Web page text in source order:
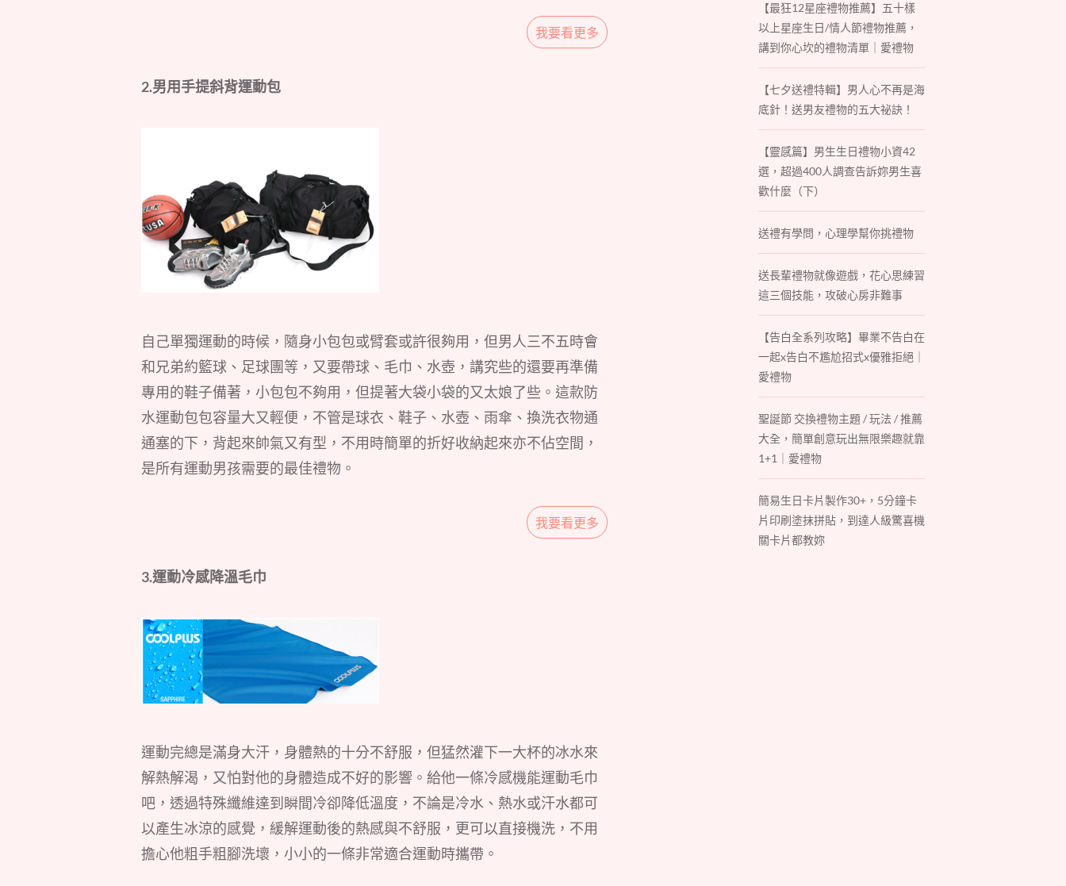
我要看更多
2.男用手提斜背運動包
自己單獨運動的時候，隨身小包包或臂套或許很夠用，但男人三不五時會
和兄弟約籃球、足球團等，又要帶球、毛巾、水壺，講究些的還要再準備
專用的鞋子備著，小包包不夠用，但提著大袋小袋的又太娘了些。這款防
水運動包包容量大又輕便，不管是球衣、鞋子、水壺、雨傘、換洗衣物通
通塞的下，背起來帥氣又有型，不用時簡單的折好收納起來亦不佔空間，
是所有運動男孩需要的最佳禮物。
我要看更多
3.運動冷感降溫毛巾
運動完總是滿身大汗，身體熱的十分不舒服，但猛然灌下一大杯的冰水來
解熱解渴，又怕對他的身體造成不好的影響。給他一條冷感機能運動毛巾
吧，透過特殊纖維達到瞬間冷卻降低溫度，不論是冷水、熱水或汗水都可
以產生冰涼的感覺，緩解運動後的熱感與不舒服，更可以直接機洗，不用
擔心他粗手粗腳洗壞，小小的一條非常適合運動時攜帶。
【最狂12星座禮物推薦】五十樣
以上星座生日/情人節禮物推薦，
講到你心坎的禮物清單｜愛禮物
【七夕送禮特輯】男人心不再是海
底針！送男友禮物的五大祕訣！
【靈感篇】男生生日禮物小資42
選，超過400人調查告訴妳男生喜
歡什麼（下）
送禮有學問，心理學幫你挑禮物
送長輩禮物就像遊戲，花心思練習
這三個技能，攻破心房非難事
【告白全系列攻略】畢業不告白在
一起x告白不尷尬招式x優雅拒絕｜
愛禮物
聖誕節 交換禮物主題 / 玩法 / 推薦
大全，簡單創意玩出無限樂趣就靠
1+1｜愛禮物
簡易生日卡片製作30+，5分鐘卡
片印刷塗抹拼貼，到達人級驚喜機
關卡片都教妳